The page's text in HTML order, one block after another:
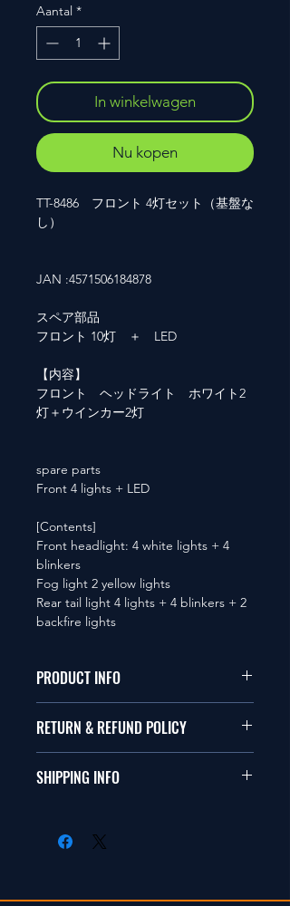
Aantal *
In winkelwagen
Nu kopen
TT-8486 フロント 4灯セット（基盤な
し）
JAN :4571506184878
スペア部品
フロント 10灯 ＋ LED
【内容】
フロント ヘッドライト ホワイト2
灯＋ウインカー2灯
spare parts
Front 4 lights + LED
[Contents]
Front headlight: 4 white lights + 4
blinkers
Fog light 2 yellow lights
Rear tail light 4 lights + 4 blinkers + 2
backfire lights
PRODUCT INFO
本品は1/10サイズのラジオコント
This items fit in with 1/10 sizes of
RETURN & REFUND POLICY
商品に明らかな欠陥がないかぎり
isn't accepted in goods.
SHIPPING INFO
します。海外への出荷は入金確認
The occasion with the stock is